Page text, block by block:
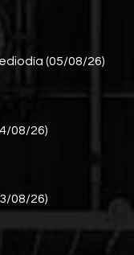
(05/08/26)
08/26)
08/26)